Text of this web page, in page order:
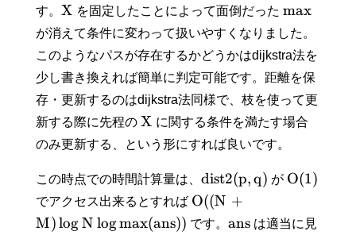
す。 X を固定したことによって面倒だったmax
が消えて条件に変わって扱いやすくなりました。
このようなパスが存在するかどうかはdijkstra法を
少し書き換えれば簡単に判定可能です。距離を保
存・更新するのはdijkstra法同様で、枝を使って更
新する際に先程の X に関する条件を満たす場合
のみ更新する、という形にすれば良いです。
この時点での時間計算量は、 dist2(p,q) が O(1)
でアクセス出来るとすれば O((N +
M)logN logmax(ans)) です。ans は適当に見